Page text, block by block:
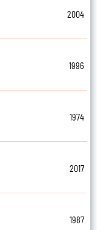
2004
1996
1974
2017
1987